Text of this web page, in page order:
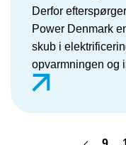
Derfor
Power Denmark
skub i
opvarmningen og